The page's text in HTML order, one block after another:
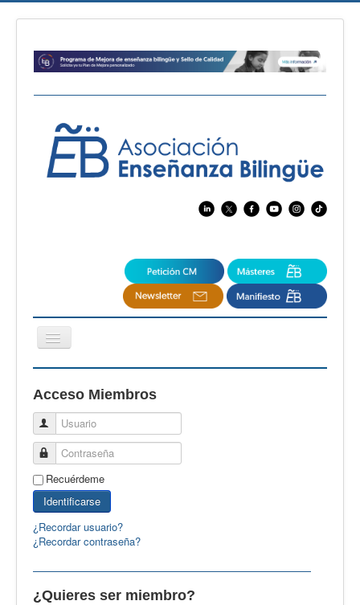
Cambiar
navegación
CertAcleB
Profesores Visitantes
Calidad
Artículos
Recursos
Observatorio EB
CIEB
Contacto
Acceso Miembros
Usuario
Contraseña
Recuérdeme
Identificarse
¿Recordar usuario?
¿Recordar contraseña?
¿Quieres ser miembro?